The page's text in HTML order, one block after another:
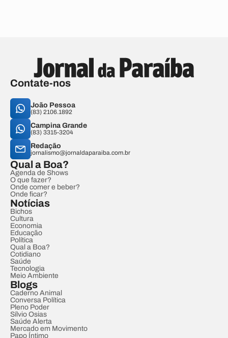
Contate-nos
João Pessoa
(83) 2106.1892
Campina Grande
(83) 3315-3204
Redação
jornalismo@jornaldaparaiba.com.br
Qual a Boa?
Agenda de Shows
O que fazer?
Onde comer e beber?
Onde ficar?
Notícias
Bichos
Cultura
Economia
Educação
Política
Qual a Boa?
Cotidiano
Saúde
Tecnologia
Meio Ambiente
Blogs
Caderno Animal
Conversa Política
Pleno Poder
Sílvio Osias
Saúde Alerta
Mercado em Movimento
Papo Íntimo